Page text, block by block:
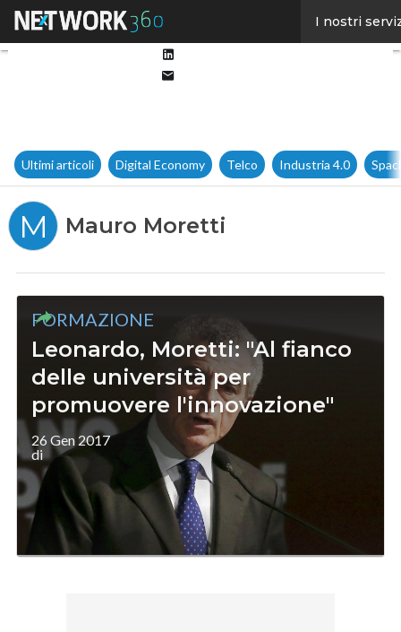
I nostri
Ultimi articoli Digital Economy Telco Industria 4.0
M Mauro Moretti
FORMAZIONE
Leonardo, Moretti: "Al fianco
delle università per
promuovere l'innovazione"
26 Gen 2017
di